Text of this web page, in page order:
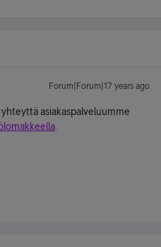
Forum|Forum|17 years ago
asiakaspalveluumme